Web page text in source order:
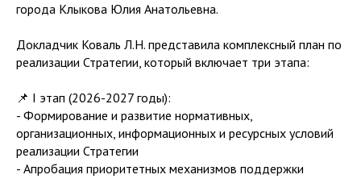
города Клыкова Юлия Анатольевна.
Докладчик Коваль Л.Н. представила комплексный план по
реализации Стратегии, который включает три этапа:
📌 I этап (2026-2027 годы):
- Формирование и развитие нормативных,
организационных, информационных и ресурсных условий
реализации Стратегии
- Апробация приоритетных механизмов поддержки